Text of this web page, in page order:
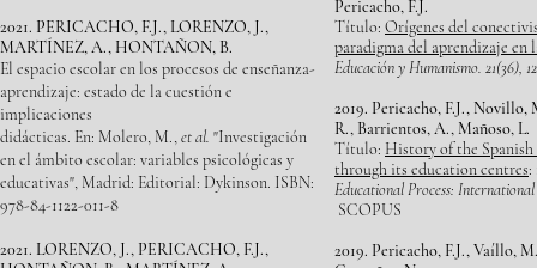
2021. PERICACHO, F.J., LORENZO, J.,
MARTÍNEZ, A., HONTAÑON, B.
El espacio escolar en los procesos de enseñanza-
aprendizaje: estado de la cuestión e
implicaciones
didácticas. En: Molero, M.,et al. "Investigación
en el ámbito escolar: variables psicológicas y
educativas", Madrid: Editorial: Dykinson. ISBN:
978-84-1122-011-8
2021. LORENZO, J., PERICACHO, F.J.,
Pericacho, F.J.
Título: Orígenes del
paradigma del aprendizaje en
Educación y Humanismo. 21(36),
2019. Pericacho, F.J.,
R., Barrientos, A., Mañoso, L.
Título: History of the Spanish
through its education centres:
Educational Process:
SCOPUS
2019. Pericacho, F.J., Vaíllo,